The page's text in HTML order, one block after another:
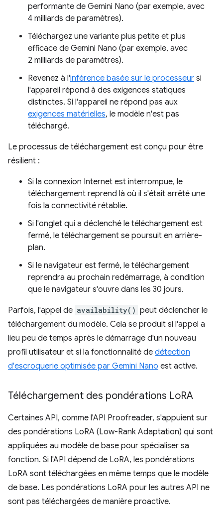
performante de Gemini Nano (par exemple, avec
4 milliards de paramètres).
Téléchargez une variante plus petite et plus
efficace de Gemini Nano (par exemple, avec
2 milliards de paramètres).
Revenez à l'inférence basée sur le processeur si
l'appareil répond à des exigences statiques
distinctes. Si l'appareil ne répond pas aux
exigences matérielles, le modèle n'est pas
téléchargé.
Le processus de téléchargement est conçu pour être
résilient :
Si la connexion Internet est interrompue, le
téléchargement reprend là où il s'était arrêté une
fois la connectivité rétablie.
Si l'onglet qui a déclenché le téléchargement est
fermé, le téléchargement se poursuit en arrière-
plan.
Si le navigateur est fermé, le téléchargement
reprendra au prochain redémarrage, à condition
que le navigateur s'ouvre dans les 30 jours.
Parfois, l'appel de availability() peut déclencher le
téléchargement du modèle. Cela se produit si l'appel a
lieu peu de temps après le démarrage d'un nouveau
profil utilisateur et si la fonctionnalité de détection
d'escroquerie optimisée par Gemini Nano est active.
Téléchargement des pondérations LoRA
Certaines API, comme l'API Proofreader, s'appuient sur
des pondérations LoRA (Low-Rank Adaptation) qui sont
appliquées au modèle de base pour spécialiser sa
fonction. Si l'API dépend de LoRA, les pondérations
LoRA sont téléchargées en même temps que le modèle
de base. Les pondérations LoRA pour les autres API ne
sont pas téléchargées de manière proactive.